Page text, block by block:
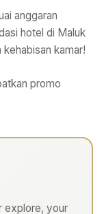
anggaran
hotel di Maluk
kamar!
promo
explore, your